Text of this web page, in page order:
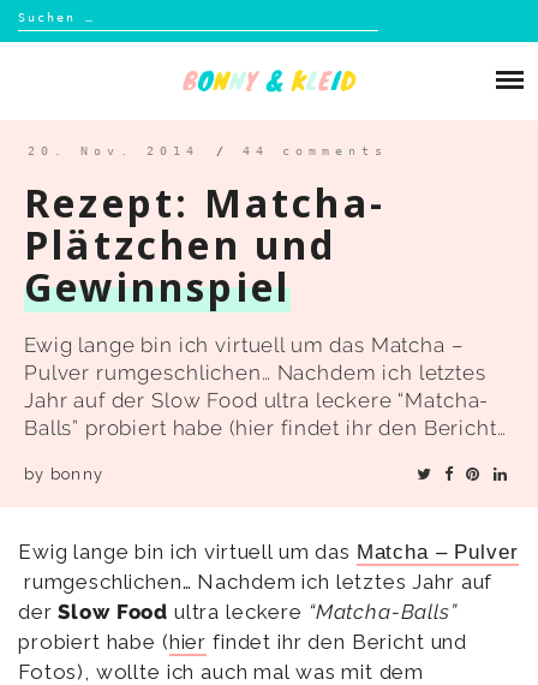
Suchen
nach:
Shop
Kontakt
20. Nov. 2014 / 44 comments
Rezept: Matcha-
Plätzchen und
Gewinnspiel
Ewig lange bin ich virtuell um das Matcha –
Pulver rumgeschlichen… Nachdem ich letztes
Jahr auf der Slow Food ultra leckere “Matcha-
Balls” probiert habe (hier findet ihr den Bericht…
by bonny
Ewig lange bin ich virtuell um das Matcha – Pulver
rumgeschlichen… Nachdem ich letztes Jahr auf
der Slow Food ultra leckere “Matcha-Balls”
probiert habe (hier findet ihr den Bericht und
Fotos), wollte ich auch mal was mit dem